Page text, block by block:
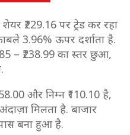
₹229.16 पर ट्रेड कर रहा
3.96% ऊपर दर्शाता है.
– ₹238.99 का स्तर छुआ,
और निम्न ₹110.10 है,
मिलता है. बाजार
बना हुआ है.